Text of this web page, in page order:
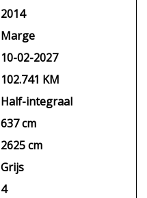
2014
Marge
10-02-2027
102.741 KM
Half-integraal
637 cm
2625 cm
Grijs
4